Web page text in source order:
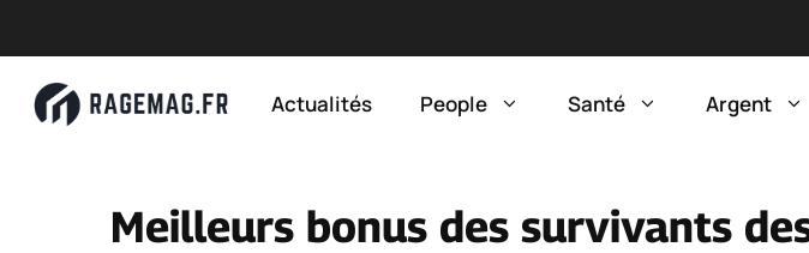
Actualités People Santé Argent
Meilleurs bonus des survivants